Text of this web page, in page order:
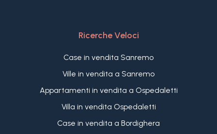
Ricerche Veloci
Case in vendita Sanremo
Ville in vendita a Sanremo
Appartamenti in vendita a Ospedaletti
Villa in vendita Ospedaletti
Case in vendita a Bordighera